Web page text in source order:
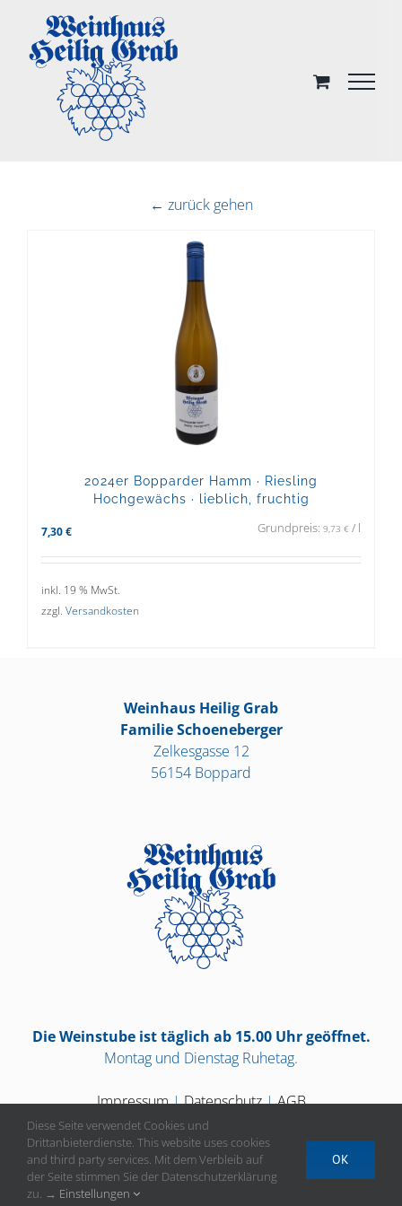
content
← zurück gehen
2024er Bopparder Hamm · Riesling
Hochgewächs · lieblich, fruchtig
7,30 € Grundpreis: 9,73 € / l
inkl. 19 % MwSt.
zzgl. Versandkosten
Weinhaus Heilig Grab
Familie Schoeneberger
Zelkesgasse 12
56154 Boppard
Die Weinstube ist täglich ab 15.00 Uhr geöffnet.
Montag und Dienstag Ruhetag.
Impressum|Datenschutz|AGB
Diese Seite verwendet Cookies und
Drittanbieterdienste. This website uses cookies
and third party services. Mit dem Verbleib auf
der Seite stimmen Sie der Datenschutzerklärung
zu. → Einstellungen
OK